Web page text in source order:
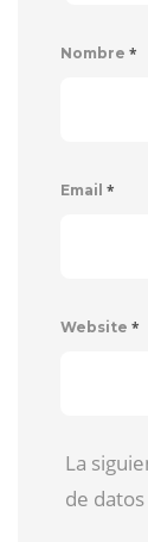
Nombre *
Email *
Website *
La
de